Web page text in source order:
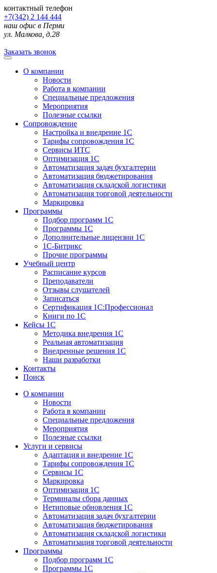
контактный телефон
+7(342) 2 144 444
наш офис в Перми
ул. Малкова, д.28
Заказать звонок
О компании
Новости
Работа в компании
Специальные предложения
Мероприятия
Полезные ссылки
Сопровождение
Настройка и внедрение 1С
Тарифы сопровождения 1С
Сервисы ИТС
Оптимизация 1С
Автоматизация задач бухгалтерии
Автоматизация бюджетирования
Автоматизация складской логистики
Автоматизация торговой деятельности
Маркировка
Программы
Подбор программ 1С
Программы 1С
Дополнительные лицензии 1С
1С-Битрикс
Прочие программы
Учебный центр
Расписание курсов
Преподаватели
Отзывы слушателей
Записаться
Сертификация 1С:Профессионал
Книги по 1С
Кейсы 1С
Методика внедрения 1С
Реальная автоматизация
Внедренные решения 1С
Наши разработки
Контакты
Поиск
О компании
Новости
Работа в компании
Специальные предложения
Мероприятия
Полезные ссылки
Услуги и сервисы
Адаптация и внедрение 1С
Тарифы сопровождения 1С
Сервисы 1С
Маркировка
Оптимизация 1С
Терминалы сбора данных
Нетиповые обновления 1С
Автоматизация задач бухгалтерии
Автоматизация бюджетирования
Автоматизация складской логистики
Автоматизация торговой деятельности
Программы
Подбор программ 1С
Программы 1С